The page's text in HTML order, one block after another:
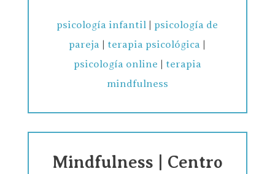
psicología infantil
psicología de
pareja
terapia psicológica
psicología online
terapia
mindfulness
Mindfulness | Centro